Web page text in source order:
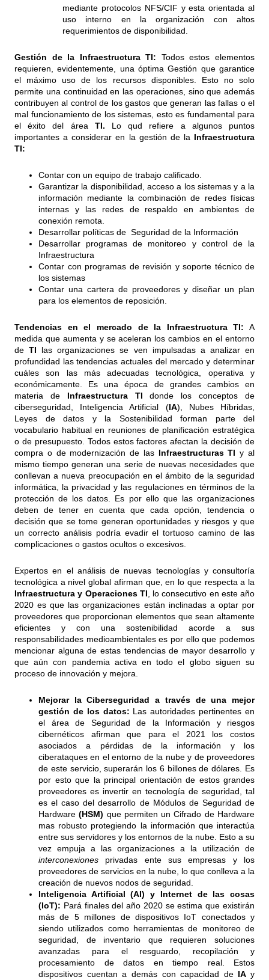
mediante protocolos NFS/CIF y esta orientada al
uso interno en la organización con altos
requerimientos de disponibilidad.
Gestión de la Infraestructura TI: Todos estos elementos
requieren, evidentemente, una óptima Gestión que garantice
el máximo uso de los recursos disponibles. Esto no solo
permite una continuidad en las operaciones, sino que además
contribuyen al control de los gastos que generan las fallas o el
mal funcionamiento de los sistemas, esto es fundamental para
el éxito del área TI. Lo qud refiere a algunos puntos
importantes a considerar en la gestión de la Infraestructura
TI:
Contar con un equipo de trabajo calificado.
Garantizar la disponibilidad, acceso a los sistemas y a la
información mediante la combinación de redes físicas
internas y las redes de respaldo en ambientes de
conexión remota.
Desarrollar políticas de Seguridad de la Información
Desarrollar programas de monitoreo y control de la
Infraestructura
Contar con programas de revisión y soporte técnico de
los sistemas
Contar una cartera de proveedores y diseñar un plan
para los elementos de reposición.
Tendencias en el mercado de la Infraestructura TI: A
medida que aumenta y se aceleran los cambios en el entorno
deTI las organizaciones se ven impulsadas a analizar en
profundidad las tendencias actuales del mercado y determinar
cuáles son las más adecuadas tecnológica, operativa y
económicamente. Es una época de grandes cambios en
materia de Infraestructura TI donde los conceptos de
ciberseguridad, Inteligencia Artificial (IA), Nubes Híbridas,
Leyes de datos y la Sostenibilidad forman parte del
vocabulario habitual en reuniones de planificación estratégica
o de presupuesto. Todos estos factores afectan la decisión de
compra o de modernización de las Infraestructuras TI y al
mismo tiempo generan una serie de nuevas necesidades que
conllevan a nueva preocupación en el ámbito de la seguridad
informática, la privacidad y las regulaciones en términos de la
protección de los datos. Es por ello que las organizaciones
deben de tener en cuenta que cada opción, tendencia o
decisión que se tome generan oportunidades y riesgos y que
un correcto análisis podría evadir el tortuoso camino de las
complicaciones o gastos ocultos o excesivos.
Expertos en el análisis de nuevas tecnologías y consultoría
tecnológica a nivel global afirman que, en lo que respecta a la
Infraestructura y Operaciones TI, lo consecutivo en este año
2020 es que las organizaciones están inclinadas a optar por
proveedores que proporcionan elementos que sean altamente
eficientes y con una sostenibilidad acorde a sus
responsabilidades medioambientales es por ello que podemos
mencionar alguna de estas tendencias de mayor desarrollo y
que aún con pandemia activa en todo el globo siguen su
proceso de innovación y mejora.
Mejorar la Ciberseguridad a través de una mejor
gestión de los datos: Las autoridades pertinentes en
el área de Seguridad de la Información y riesgos
cibernéticos afirman que para el 2021 los costos
asociados a pérdidas de la información y los
ciberataques en el entorno de la nube y de proveedores
de este servicio, superarán los 6 billones de dólares. Es
por esto que la principal orientación de estos grandes
proveedores es invertir en tecnología de seguridad, tal
es el caso del desarrollo de Módulos de Seguridad de
Hardware(HSM) que permiten un Cifrado de Hardware
mas robusto protegiendo la información que interactúa
entre sus servidores y los entornos de la nube. Esto a su
vez empuja a las organizaciones a la utilización de
interconexiones privadas ente sus empresas y los
proveedores de servicios en la nube, lo que conlleva a la
creación de nuevos nodos de seguridad.
Inteligencia Artificial (AI) y Internet de las cosas
(IoT): Pará finales del año 2020 se estima que existirán
más de 5 millones de dispositivos IoT conectados y
siendo utilizados como herramientas de monitoreo de
seguridad, de inventario que requieren soluciones
avanzadas para el resguardo, recopilación y
procesamiento de datos en tiempo real. Estos
dispositivos cuentan a demás con capacidad de IA y